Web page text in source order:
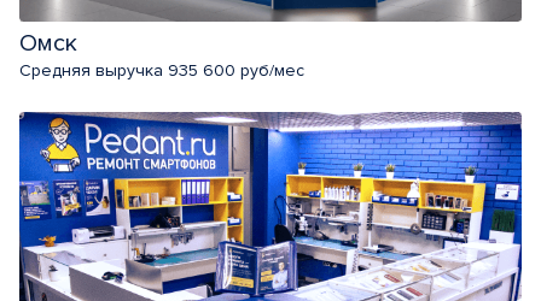
Омск
Средняя выручка 935 600 руб/мес